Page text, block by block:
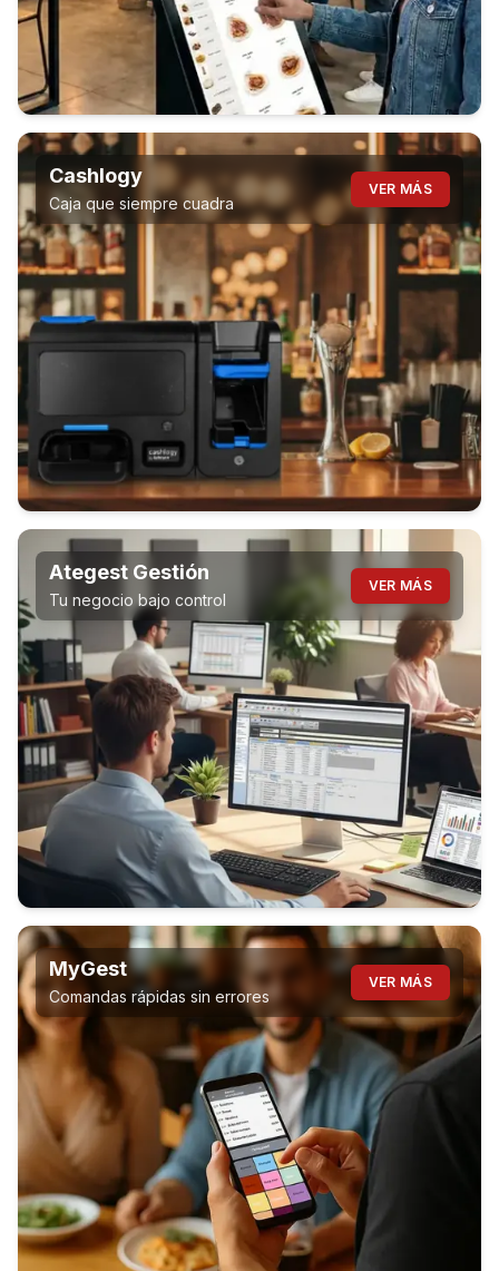
Cashlogy
Caja que siempre cuadra
VER MÁS
Ategest Gestión
Tu negocio bajo control
VER MÁS
MyGest
Comandas rápidas sin errores
VER MÁS